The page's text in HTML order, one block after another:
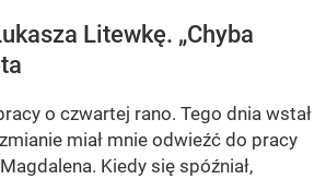
Litewkę. „Chyba
o czwartej rano. Tego dnia wstał
miał mnie odwieźć do pracy
Kiedy się spóźniał,